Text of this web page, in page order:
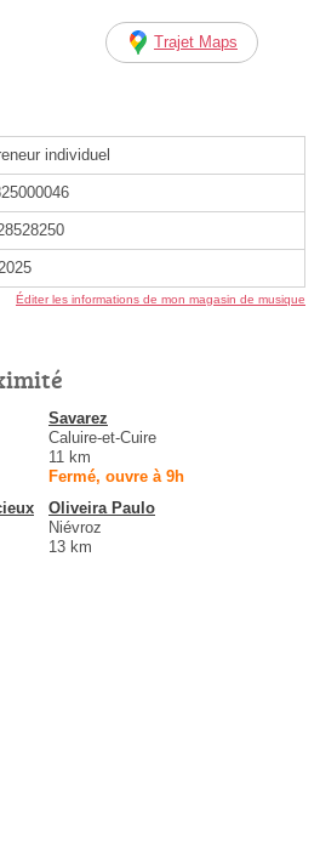
Trajet Maps
individuel
Éditer les informations de mon magasin de musique
Savarez
Caluire-et-Cuire
11 km
Fermé, ouvre à 9h
Oliveira Paulo
Niévroz
13 km